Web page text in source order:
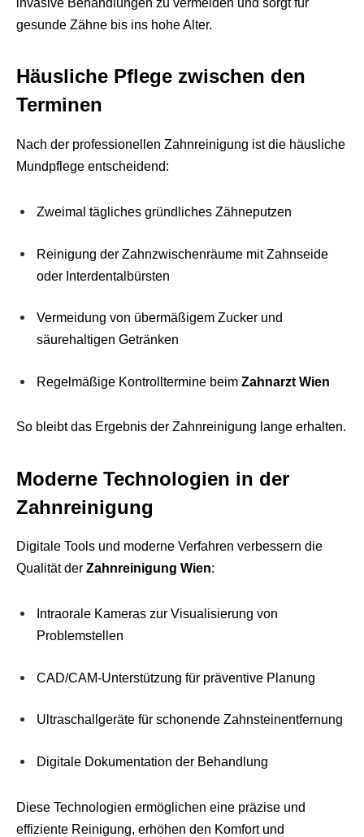
invasive Behandlungen zu vermeiden und sorgt für
gesunde Zähne bis ins hohe Alter.
Häusliche Pflege zwischen den
Terminen
Nach der professionellen Zahnreinigung ist die häusliche
Mundpflege entscheidend:
Zweimal tägliches gründliches Zähneputzen
Reinigung der Zahnzwischenräume mit Zahnseide
oder Interdentalbürsten
Vermeidung von übermäßigem Zucker und
säurehaltigen Getränken
Regelmäßige Kontrolltermine beim Zahnarzt Wien
So bleibt das Ergebnis der Zahnreinigung lange erhalten.
Moderne Technologien in der
Zahnreinigung
Digitale Tools und moderne Verfahren verbessern die
Qualität der Zahnreinigung Wien:
Intraorale Kameras zur Visualisierung von
Problemstellen
CAD/CAM-Unterstützung für präventive Planung
Ultraschallgeräte für schonende Zahnsteinentfernung
Digitale Dokumentation der Behandlung
Diese Technologien ermöglichen eine präzise und
effiziente Reinigung, erhöhen den Komfort und